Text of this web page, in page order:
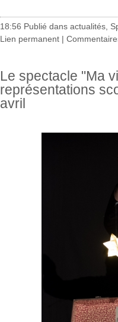
18:56 Publié dans actualités
Lien permanent |
Le spectacle "Ma
représentations
avril